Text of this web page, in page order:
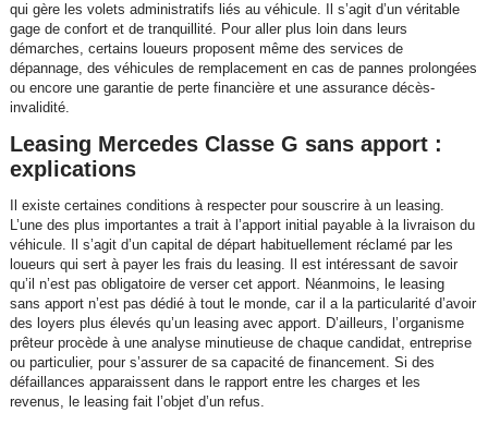
qui gère les volets administratifs liés au véhicule. Il s’agit d’un véritable
gage de confort et de tranquillité. Pour aller plus loin dans leurs
démarches, certains loueurs proposent même des services de
dépannage, des véhicules de remplacement en cas de pannes prolongées
ou encore une garantie de perte financière et une assurance décès-
invalidité.
Leasing Mercedes Classe G sans apport :
explications
Il existe certaines conditions à respecter pour souscrire à un leasing.
L’une des plus importantes a trait à l’apport initial payable à la livraison du
véhicule. Il s’agit d’un capital de départ habituellement réclamé par les
loueurs qui sert à payer les frais du leasing. Il est intéressant de savoir
qu’il n’est pas obligatoire de verser cet apport. Néanmoins, le leasing
sans apport n’est pas dédié à tout le monde, car il a la particularité d’avoir
des loyers plus élevés qu’un leasing avec apport. D’ailleurs, l’organisme
prêteur procède à une analyse minutieuse de chaque candidat, entreprise
ou particulier, pour s’assurer de sa capacité de financement. Si des
défaillances apparaissent dans le rapport entre les charges et les
revenus, le leasing fait l’objet d’un refus.